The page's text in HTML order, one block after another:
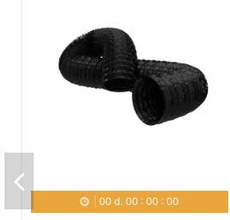
00d. 00: 00: 00